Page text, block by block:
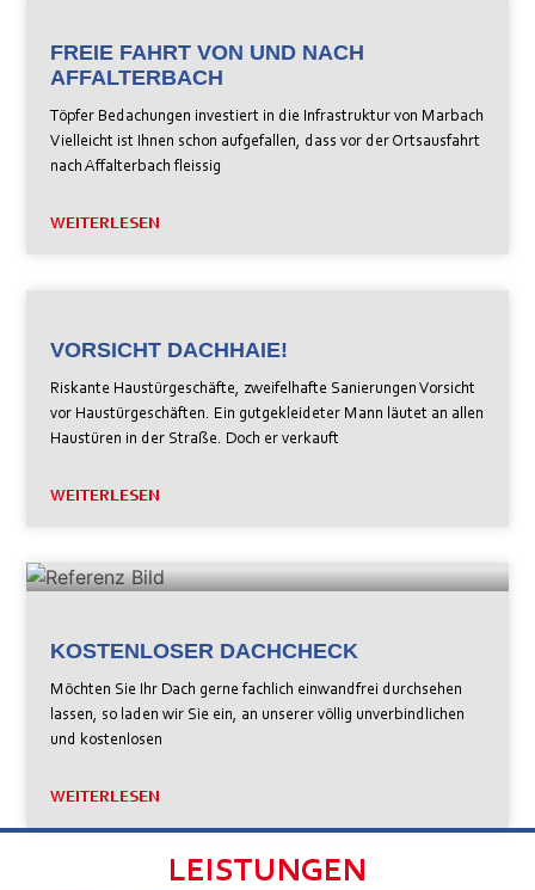
FREIE FAHRT VON UND NACH
AFFALTERBACH
Töpfer Bedachungen investiert in die Infrastruktur von Marbach
Vielleicht ist Ihnen schon aufgefallen, dass vor der Ortsausfahrt
nach Affalterbach fleissig
WEITERLESEN
VORSICHT DACHHAIE!
Riskante Haustürgeschäfte, zweifelhafte Sanierungen Vorsicht
vor Haustürgeschäften. Ein gutgekleideter Mann läutet an allen
Haustüren in der Straße. Doch er verkauft
WEITERLESEN
KOSTENLOSER DACHCHECK
Möchten Sie Ihr Dach gerne fachlich einwandfrei durchsehen
lassen, so laden wir Sie ein, an unserer völlig unverbindlichen
und kostenlosen
WEITERLESEN
LEISTUNGEN